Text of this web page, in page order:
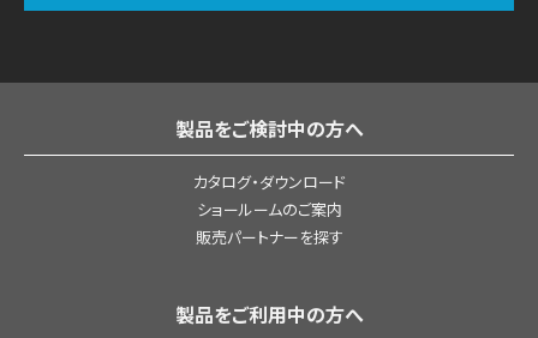
製品をご検討中の方へ
カタログ・ダウンロード
ショールームのご案内
販売パートナーを探す
製品をご利用中の方へ